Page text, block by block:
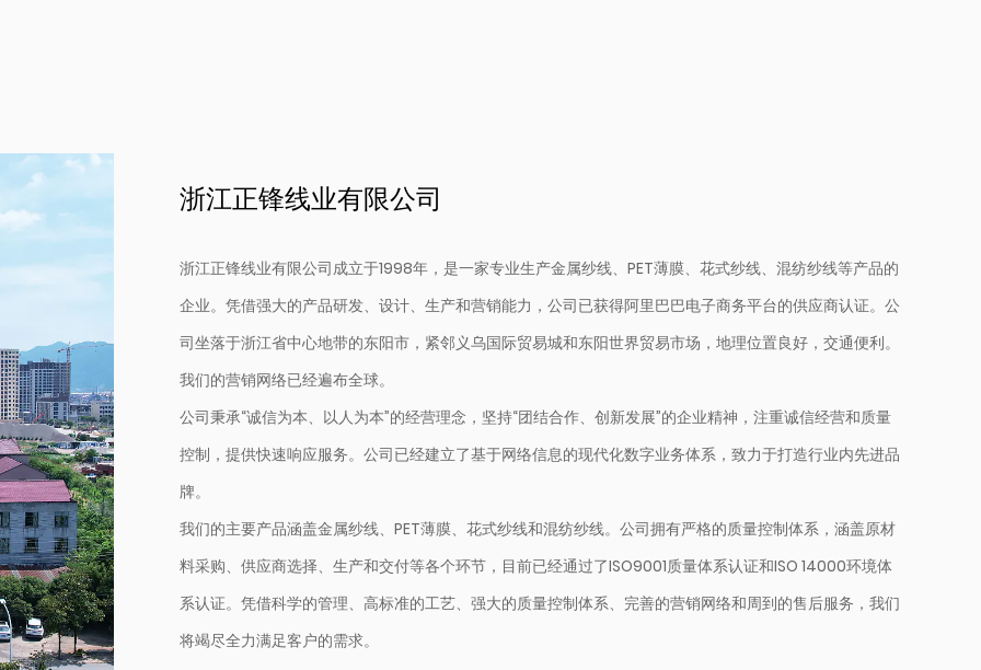
浙江正锋线业有限公司
浙江正锋线业有限公司成立于1998年，是一家专业生产金属纱线、PET薄膜、花式纱线、混纺纱线等产品的
企业。凭借强大的产品研发、设计、生产和营销能力，公司已获得阿里巴巴电子商务平台的供应商认证。公
司坐落于浙江省中心地带的东阳市，紧邻义乌国际贸易城和东阳世界贸易市场，地理位置良好，交通便利。
我们的营销网络已经遍布全球。
公司秉承“诚信为本、以人为本”的经营理念，坚持“团结合作、创新发展”的企业精神，注重诚信经营和质量
控制，提供快速响应服务。公司已经建立了基于网络信息的现代化数字业务体系，致力于打造行业内先进品
牌。
我们的主要产品涵盖金属纱线、PET薄膜、花式纱线和混纺纱线。公司拥有严格的质量控制体系，涵盖原材
料采购、供应商选择、生产和交付等各个环节，目前已经通过了ISO9001质量体系认证和ISO 14000环境体
系认证。凭借科学的管理、高标准的工艺、强大的质量控制体系、完善的营销网络和周到的售后服务，我们
将竭尽全力满足客户的需求。